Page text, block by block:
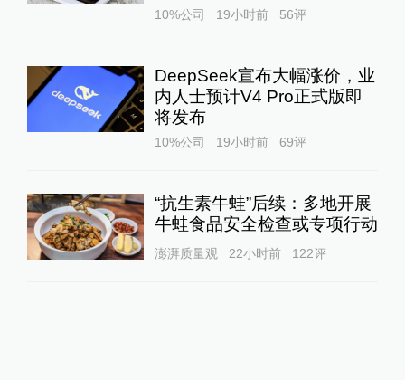
10%公司 19小时前 56评
DeepSeek宣布大幅涨价，业
内人士预计V4 Pro正式版即
将发布
10%公司 19小时前 69评
“抗生素牛蛙”后续：多地开展
牛蛙食品安全检查或专项行动
澎湃质量观 22小时前 122评